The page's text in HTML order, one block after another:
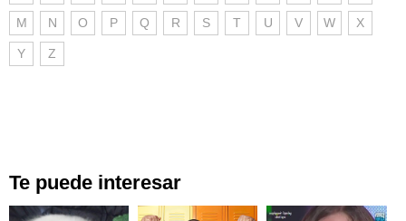
M N O P Q R S T U V W X
Y Z
Te puede interesar